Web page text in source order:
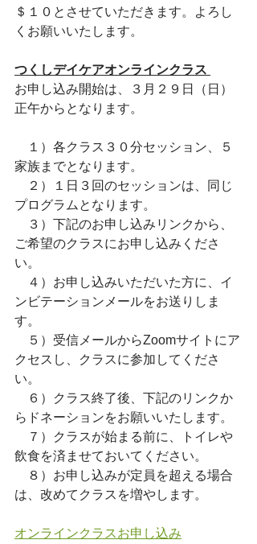
＄１０とさせていただきます。よろし
くお願いいたします。
つくしデイケアオンラインクラス
お申し込み開始は、３月２９日（日）
正午からとなります。
１）各クラス３０分セッション、５
家族までとなります。
２）１日３回のセッションは、同じ
プログラムとなります。
３）下記のお申し込みリンクから、
ご希望のクラスにお申し込みくださ
い。
４）お申し込みいただいた方に、イ
ンビテーションメールをお送りしま
す。
５）受信メールからZoomサイトにア
クセスし、クラスに参加してくださ
い。
６）クラス終了後、下記のリンクか
らドネーションをお願いいたします。
７）クラスが始まる前に、トイレや
飲食を済ませておいてください。
８）お申し込みが定員を超える場合
は、改めてクラスを増やします。
オンラインクラスお申し込み